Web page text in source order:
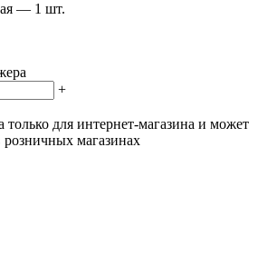
— 1 шт.
+
только для интернет-магазина и может
розничных магазинах